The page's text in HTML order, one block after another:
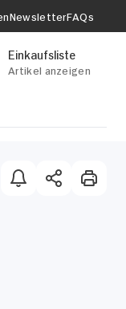
NewsletterFAQs
Einkaufsliste
Artikel anzeigen